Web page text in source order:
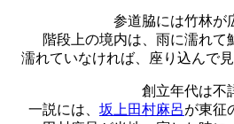
参道脇には竹林が
階段上の境内は、雨に濡れて
濡れていなければ、座り込んで
創立年代は不
一説には、 坂上田村麻呂が東征